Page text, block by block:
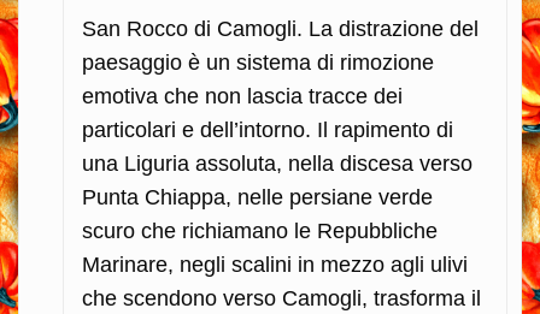
San Rocco di Camogli. La distrazione del
paesaggio è un sistema di rimozione
emotiva che non lascia tracce dei
particolari e dell’intorno. Il rapimento di
una Liguria assoluta, nella discesa verso
Punta Chiappa, nelle persiane verde
scuro che richiamano le Repubbliche
Marinare, negli scalini in mezzo agli ulivi
che scendono verso Camogli, trasforma il